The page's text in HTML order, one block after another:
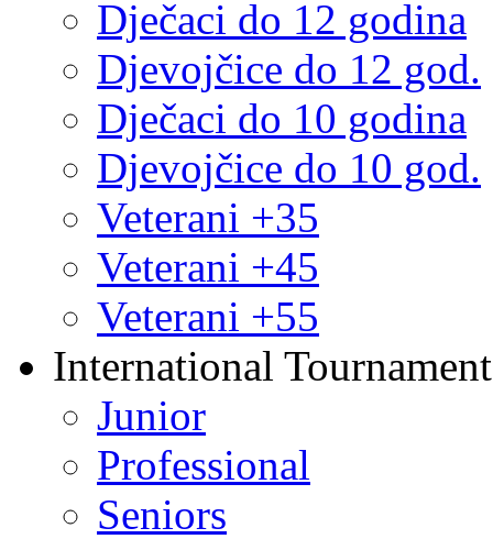
Dječaci do 12 godina
Djevojčice do 12 god.
Dječaci do 10 godina
Djevojčice do 10 god.
Veterani +35
Veterani +45
Veterani +55
International
Junior
Professional
Seniors